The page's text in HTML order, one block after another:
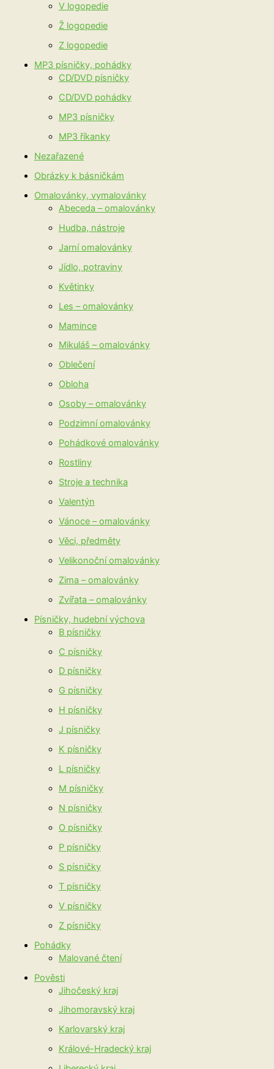
V logopedie
Ž logopedie
Z logopedie
MP3 písničky, pohádky
CD/DVD písničky
CD/DVD pohádky
MP3 písničky
MP3 říkanky
Nezařazené
Obrázky k básničkám
Omalovánky, vymalovánky
Abeceda – omalovánky
Hudba, nástroje
Jarní omalovánky
Jídlo, potraviny
Květinky
Les – omalovánky
Mamince
Mikuláš – omalovánky
Oblečení
Obloha
Osoby – omalovánky
Podzimní omalovánky
Pohádkové omalovánky
Rostliny
Stroje a technika
Valentýn
Vánoce – omalovánky
Věci, předměty
Velikonoční omalovánky
Zima – omalovánky
Zvířata – omalovánky
Písničky, hudební výchova
B písničky
C písničky
D písničky
G písničky
H písničky
J písničky
K písničky
L písničky
M písničky
N písničky
O písničky
P písničky
S písničky
T písničky
V písničky
Z písničky
Pohádky
Malované čtení
Pověsti
Jihočeský kraj
Jihomoravský kraj
Karlovarský kraj
Králové-Hradecký kraj